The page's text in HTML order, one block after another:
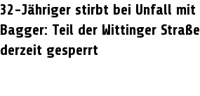
32-Jähriger stirbt bei Unfall mit
Bagger: Teil der Wittinger Straße
derzeit gesperrt